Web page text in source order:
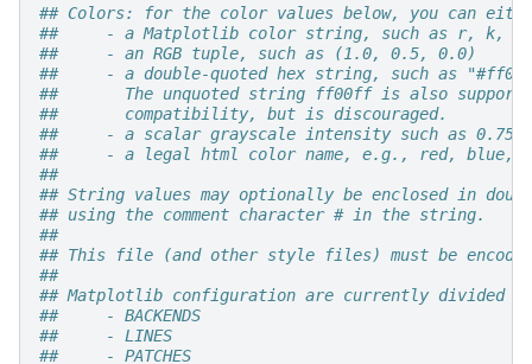
## Colors: for the color values below, you can
##     - a Matplotlib color string, such as r, k,
##     - an RGB tuple, such as (1.0, 0.5, 0.0)
##     - a double-quoted hex string, such as
##       The unquoted string ff00ff is also
##       compatibility, but is discouraged.
##     - a scalar grayscale intensity such as 0.75
##     - a legal html color name, e.g., red, blue,
##
## String values may optionally be enclosed in
## using the comment character # in the string.
##
## This file (and other style files) must be
##
## Matplotlib configuration are currently divided
##     - BACKENDS
##     - LINES
##     - PATCHES